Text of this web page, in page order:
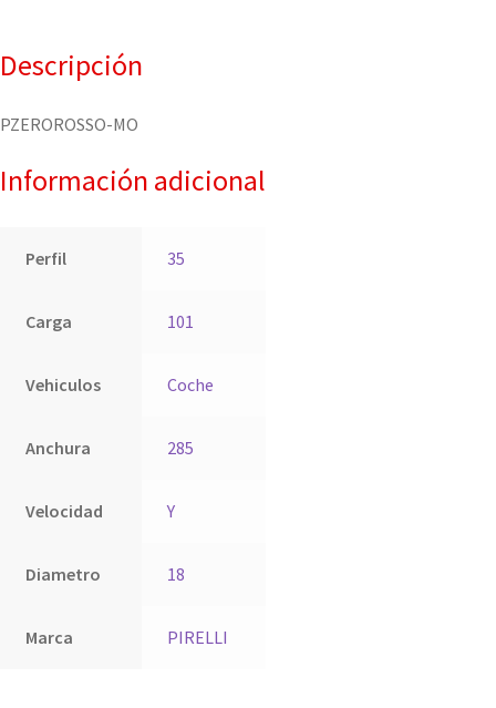
Descripción
PZEROROSSO-MO
Información adicional
Perfil 35
Carga 101
Vehiculos Coche
Anchura 285
Velocidad Y
Diametro 18
Marca PIRELLI